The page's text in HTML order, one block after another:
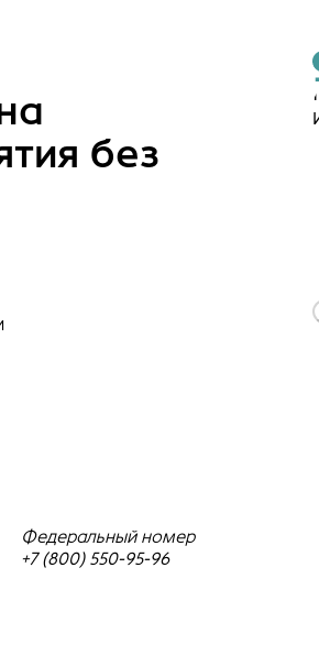
без
Федеральный номер
+7 (800) 550-95-96